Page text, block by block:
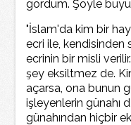
gördüm. Şöyle
"İslam'da kim bir
ecri ile, kendisinden
ecrinin bir misli
şey eksiltmez de.
açarsa, ona bunun
işleyenlerin günahı
günahından hiçbir